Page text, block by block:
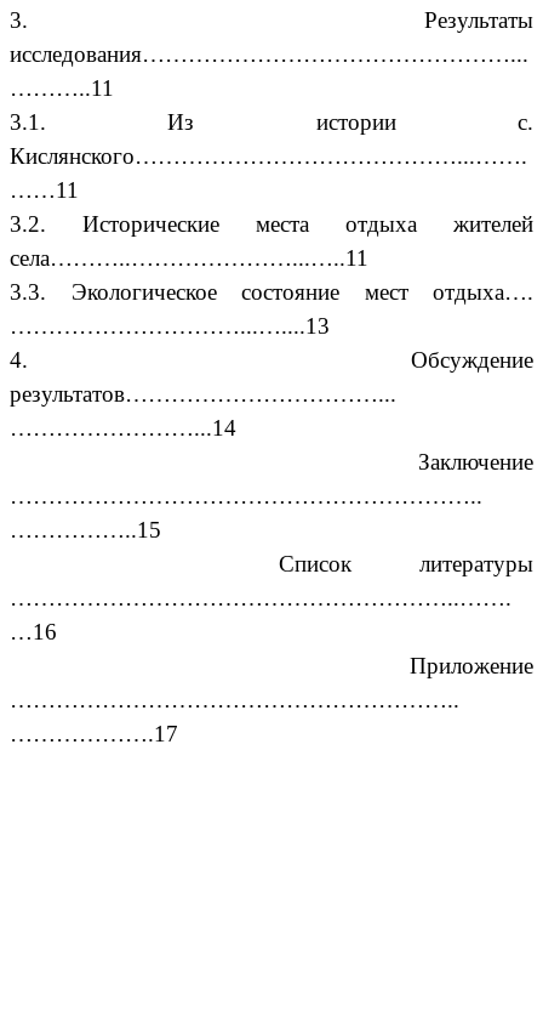
3. Результаты
исследования…………………………………………...
………..11
3.1. Из истории с.
Кислянского……………………………………...…….
……11
3.2. Исторические места отдыха жителей
села………..…………………...…..11
3.3. Экологическое состояние мест отдыха….
…………………………...…....13
4. Обсуждение
результатов……………………………...
……………………...14
Заключение
……………………………………………………..
……………..15
Список литературы
…………………………………………………..…….
…16
Приложение
…………………………………………………..
……………….17